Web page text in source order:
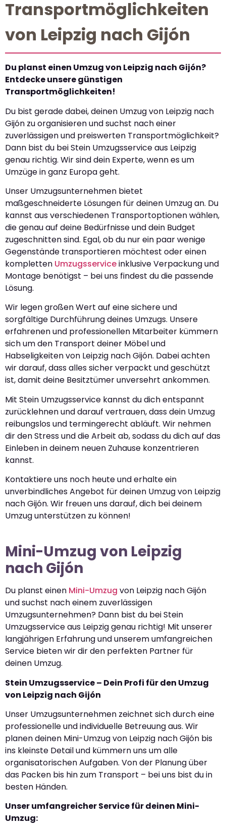
Transportmöglichkeiten
von Leipzig nach Gijón
Du planst einen Umzug von Leipzig nach Gijón?
Entdecke unsere günstigen
Transportmöglichkeiten!
Du bist gerade dabei, deinen Umzug von Leipzig nach
Gijón zu organisieren und suchst nach einer
zuverlässigen und preiswerten Transportmöglichkeit?
Dann bist du bei Stein Umzugsservice aus Leipzig
genau richtig. Wir sind dein Experte, wenn es um
Umzüge in ganz Europa geht.
Unser Umzugsunternehmen bietet
maßgeschneiderte Lösungen für deinen Umzug an. Du
kannst aus verschiedenen Transportoptionen wählen,
die genau auf deine Bedürfnisse und dein Budget
zugeschnitten sind. Egal, ob du nur ein paar wenige
Gegenstände transportieren möchtest oder einen
kompletten Umzugsserviceinklusive Verpackung und
Montage benötigst – bei uns findest du die passende
Lösung.
Wir legen großen Wert auf eine sichere und
sorgfältige Durchführung deines Umzugs. Unsere
erfahrenen und professionellen Mitarbeiter kümmern
sich um den Transport deiner Möbel und
Habseligkeiten von Leipzig nach Gijón. Dabei achten
wir darauf, dass alles sicher verpackt und geschützt
ist, damit deine Besitztümer unversehrt ankommen.
Mit Stein Umzugsservice kannst du dich entspannt
zurücklehnen und darauf vertrauen, dass dein Umzug
reibungslos und termingerecht abläuft. Wir nehmen
dir den Stress und die Arbeit ab, sodass du dich auf das
Einleben in deinem neuen Zuhause konzentrieren
kannst.
Kontaktiere uns noch heute und erhalte ein
unverbindliches Angebot für deinen Umzug von Leipzig
nach Gijón. Wir freuen uns darauf, dich bei deinem
Umzug unterstützen zu können!
Mini-Umzug von Leipzig
nach Gijón
Du planst einen Mini-Umzug von Leipzig nach Gijón
und suchst nach einem zuverlässigen
Umzugsunternehmen? Dann bist du bei Stein
Umzugsservice aus Leipzig genau richtig! Mit unserer
langjährigen Erfahrung und unserem umfangreichen
Service bieten wir dir den perfekten Partner für
deinen Umzug.
Stein Umzugsservice – Dein Profi für den Umzug
von Leipzig nach Gijón
Unser Umzugsunternehmen zeichnet sich durch eine
professionelle und individuelle Betreuung aus. Wir
planen deinen Mini-Umzug von Leipzig nach Gijón bis
ins kleinste Detail und kümmern uns um alle
organisatorischen Aufgaben. Von der Planung über
das Packen bis hin zum Transport – bei uns bist du in
besten Händen.
Unser umfangreicher Service für deinen Mini-
Umzug: